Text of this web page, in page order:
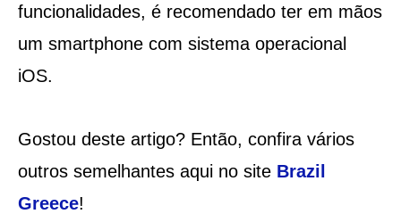
funcionalidades, é recomendado ter em mãos
um smartphone com sistema operacional
iOS.
Gostou deste artigo? Então, confira vários
outros semelhantes aqui no site Brazil
Greece!